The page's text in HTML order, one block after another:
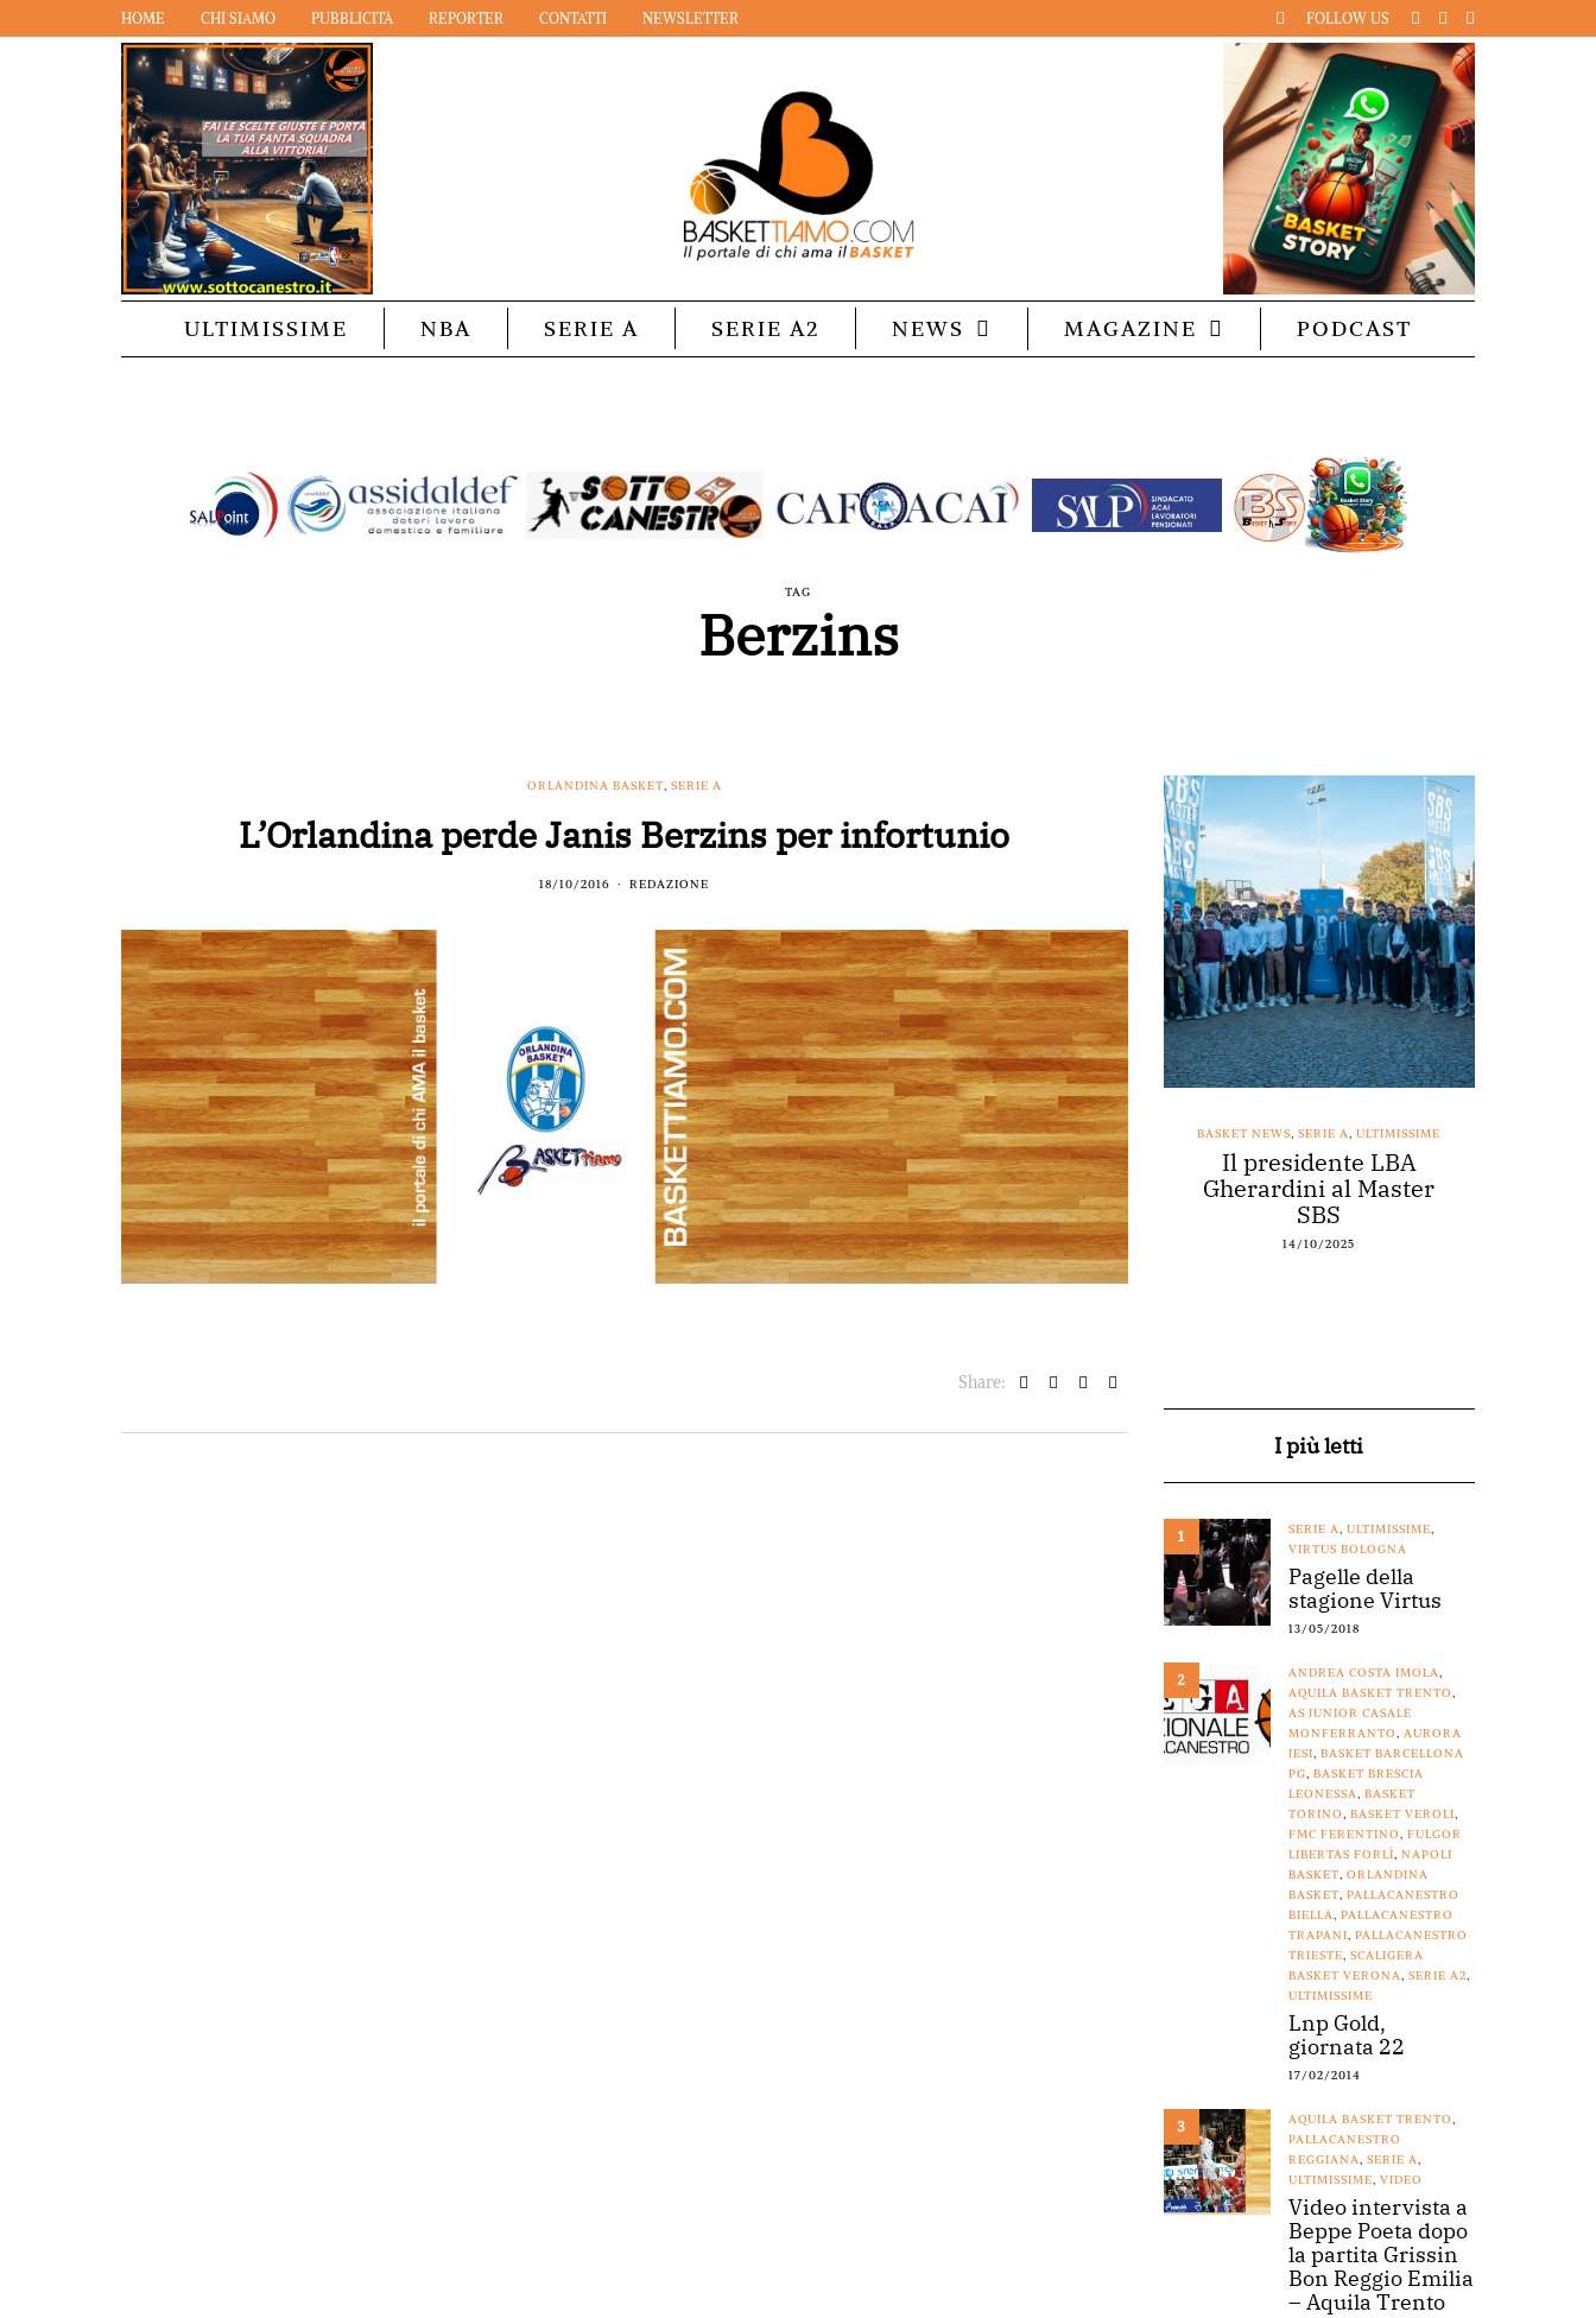
HOME CHI SIAMO PUBBLICITÀ REPORTER CONTATTI NEWSLETTER FOLLOW US
ULTIMISSIME NBA SERIE A SERIE A2 NEWS MAGAZINE PODCAST
TAG
Berzins
ORLANDINA BASKET, SERIE A
L’Orlandina perde Janis Berzins per infortunio
18/10/2016 REDAZIONE
Share:
BASKET TORINO ,BENEDETTO XIV CENTO
BERGAMO BASKET 2014
PALLACANESTRO 2.015,FORTITUDO BOLOGNA,
NEW BASKET BRINDISI,PISTOIA BASKET
ROSETO,SCAFATI BASKET 1969
BASKET VERONA,SCANDONE AVELLINO
A2 ,URANIA MILANO ,VUELLE PESARO
Serie A2, le protagoniste
BASKET NEWS,ULTIMISSIME
Alla Roig Arena di
Valencia arriva «The
Eye»
14/07/2025
BASKET NEWS,ULTIMISSIME
Piazza Paci a canestro
con un’opera d’arte a
cielo aperto
17/06/2026
BASKET NEWS,SERIE A,ULTIMISSIME
Il presidente LBA
Gherardini al Master
SBS
14/10/2025
I più letti
1 SERIE A, ULTIMISSIME,
VIRTUS BOLOGNA
Pagelle della
stagione Virtus
13/05/2018
2 ANDREA COSTA IMOLA,
AQUILA BASKET TRENTO,
AS JUNIOR CASALE
MONFERRANTO, AURORA
JESI, BASKET BARCELLONA
PG, BASKET BRESCIA
LEONESSA, BASKET
TORINO, BASKET VEROLI,
FMC FERENTINO, FULGOR
LIBERTAS FORLÌ, NAPOLI
BASKET, ORLANDINA
BASKET, PALLACANESTRO
BIELLA, PALLACANESTRO
TRAPANI, PALLACANESTRO
TRIESTE, SCALIGERA
BASKET VERONA, SERIE A2,
ULTIMISSIME
Lnp Gold,
giornata 22
17/02/2014
3 AQUILA BASKET TRENTO,
PALLACANESTRO
REGGIANA, SERIE A,
ULTIMISSIME, VIDEO
Video intervista a
Beppe Poeta dopo
la partita Grissin
Bon Reggio Emilia
– Aquila Trento